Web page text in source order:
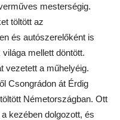
mesterségig.
töltött az
és autószerelőként is
mellett döntött.
vezetett a műhelyéig.
Csongrádon át Érdig
Németországban. Ott
kezében dolgozott, és